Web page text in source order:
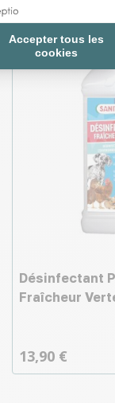
Accepter tous les
cookies
Désinfectant
Fraîcheur
13,90 €